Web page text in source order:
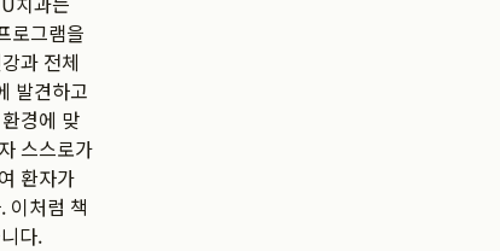
로그램을
과 전체
발견하고
경에 맞
스스로가
환자가
이처럼 책
다.